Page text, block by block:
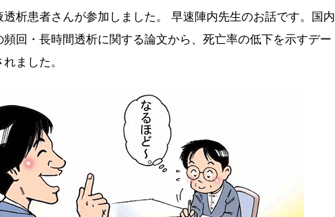
透析患者さんが参加しました。 早速陣内先生のお話です。国内
頻回・長時間透析に関する論文から、死亡率の低下を示すデー
ました。